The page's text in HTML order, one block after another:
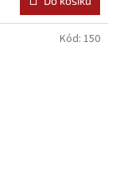
Kód: 150